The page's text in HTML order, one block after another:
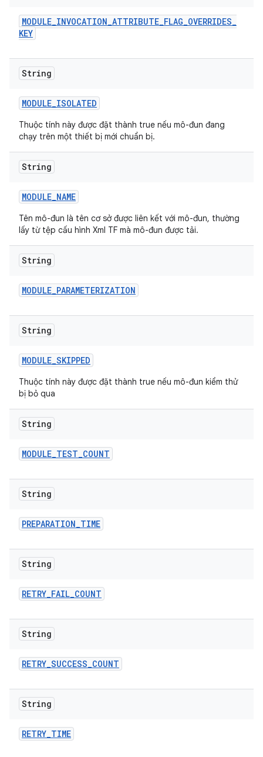
MODULE_INVOCATION_ATTRIBUTE_FLAG_OVERRIDES_
KEY
String
MODULE_ISOLATED
Thuộc tính này được đặt thành true nếu mô-đun đang
chạy trên một thiết bị mới chuẩn bị.
String
MODULE_NAME
Tên mô-đun là tên cơ sở được liên kết với mô-đun, thường
lấy từ tệp cấu hình Xml TF mà mô-đun được tải.
String
MODULE_PARAMETERIZATION
String
MODULE_SKIPPED
Thuộc tính này được đặt thành true nếu mô-đun kiểm thử
bị bỏ qua
String
MODULE_TEST_COUNT
String
PREPARATION_TIME
String
RETRY_FAIL_COUNT
String
RETRY_SUCCESS_COUNT
String
RETRY_TIME